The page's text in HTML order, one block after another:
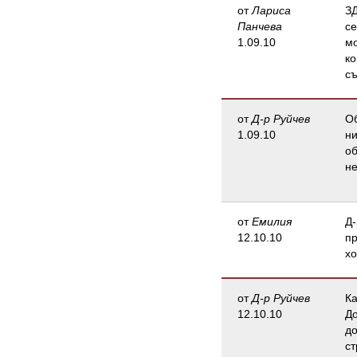
отЛариса
Панчева
1.09.10
отД-р Руйчев
1.09.10
отЕмилия
12.10.10
отД-р Руйчев
12.10.10